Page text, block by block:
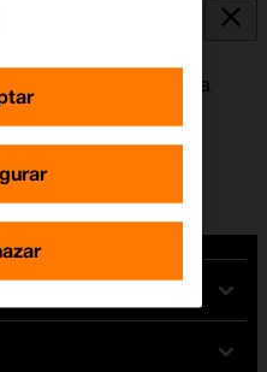
necesario instalar esta
Instagram, es
internetyactivar la